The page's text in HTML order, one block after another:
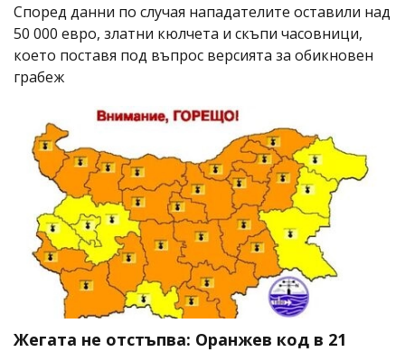
Според данни по случая нападателите оставили над
50 000 евро, златни кюлчета и скъпи часовници,
което поставя под въпрос версията за обикновен
грабеж
Жегата не отстъпва: Оранжев код в 21